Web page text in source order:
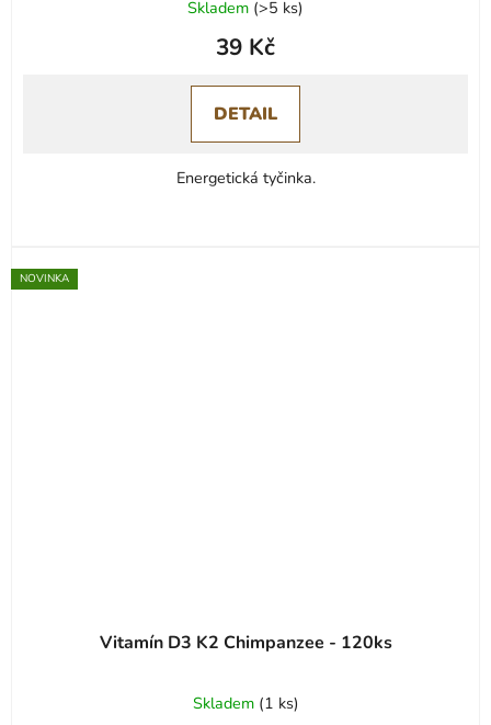
Skladem (>5 ks)
39 Kč
DETAIL
Energetická tyčinka.
NOVINKA
Vitamín D3 K2 Chimpanzee - 120ks
Skladem (1 ks)